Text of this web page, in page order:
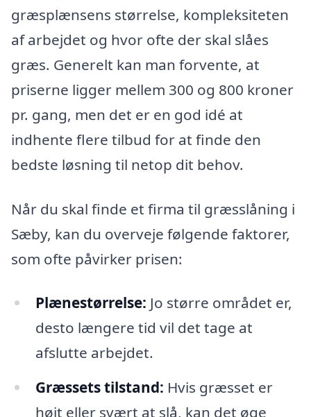
græsplænsens størrelse, kompleksiteten
af arbejdet og hvor ofte der skal slåes
græs. Generelt kan man forvente, at
priserne ligger mellem 300 og 800 kroner
pr. gang, men det er en god idé at
indhente flere tilbud for at finde den
bedste løsning til netop dit behov.
Når du skal finde et firma til græsslåning i
Sæby, kan du overveje følgende faktorer,
som ofte påvirker prisen:
Plænestørrelse: Jo større området er,
desto længere tid vil det tage at
afslutte arbejdet.
Græssets tilstand: Hvis græsset er
højt eller svært at slå, kan det øge